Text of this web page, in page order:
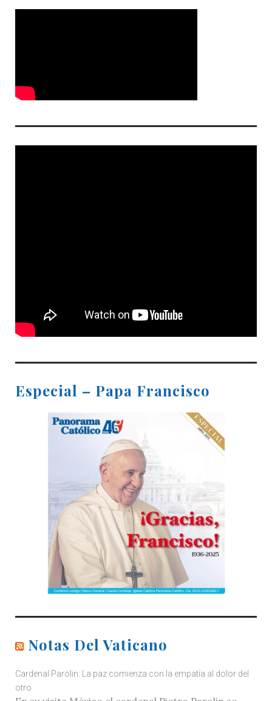
Especial – Papa Francisco
Notas Del Vaticano
Cardenal Parolin: La paz comienza con la empatía al dolor del
otro